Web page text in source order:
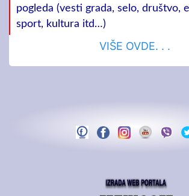
pogleda (vesti grada, selo, društvo,
sport, kultura itd…)
VIŠE OVDE. . .